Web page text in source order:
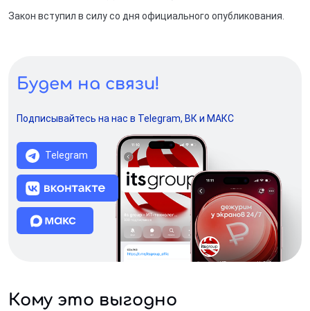
Закон вступил в силу со дня официального опубликования.
Будем на связи!
Подписывайтесь на нас в Telegram, ВК и МАКС
Telegram
Кому это выгодно